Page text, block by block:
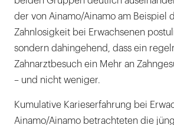
der von Ainamo/Ainamo am Beispiel
Zahnlosigkeit bei Erwachsenen
sondern dahingehend, dass ein
Zahnarztbesuch ein Mehr an
– und nicht weniger.
Kumulative Karieserfahrung bei
Ainamo/Ainamo betrachteten die